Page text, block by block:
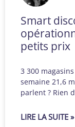
Smart
petits prix
3 300
semaine 21,6
parlent ? Rien
LIRE LA SUITE »